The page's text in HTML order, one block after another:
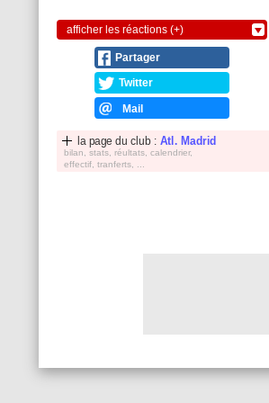
afficher les réactions (+)
Partager
Twitter
Mail
la page du club : Atl. Madrid
bilan, stats, réultats, calendrier,
effectif, tranferts, ...